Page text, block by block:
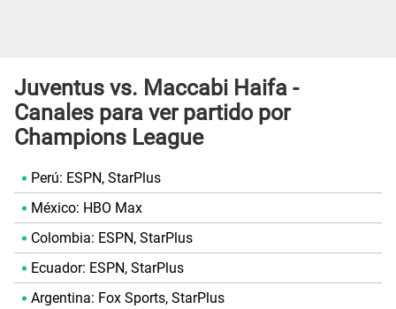
Juventus vs. Maccabi Haifa -
Canales para ver partido por
Champions League
Perú: ESPN, StarPlus
México: HBO Max
Colombia: ESPN, StarPlus
Ecuador: ESPN, StarPlus
Argentina: Fox Sports, StarPlus